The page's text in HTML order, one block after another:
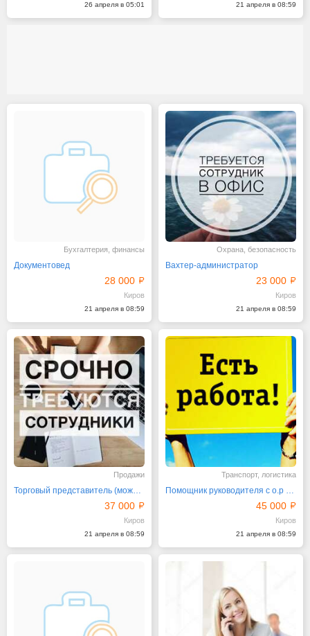
26 апреля в 05:01 21 апреля в 08:59
Бухгалтерия, финансы
Документовед
28 000
Киров
21 апреля в 08:59
Охрана, безопасность
Вахтер-администратор
23 000
Киров
21 апреля в 08:59
Продажи
Торговый представитель (можно без авто)
37 000
Киров
21 апреля в 08:59
Транспорт, логистика
Помощник руководителя с о.р в АХО
45 000
Киров
21 апреля в 08:59